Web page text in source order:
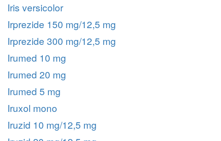
Iris versicolor
Irprezide 150 mg/12,5 mg
Irprezide 300 mg/12,5 mg
Irumed 10 mg
Irumed 20 mg
Irumed 5 mg
Iruxol mono
Iruzid 10 mg/12,5 mg